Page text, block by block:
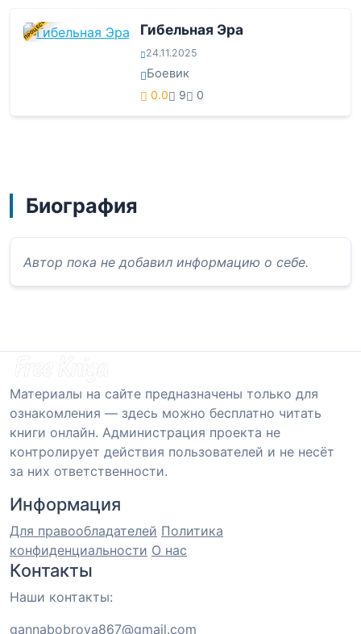
В ПРОЦЕССЕ Гибельная Эра
24.11.2025
Боевик
0.0 9 0
Биография
Автор пока не добавил информацию о себе.
Материалы на сайте предназначены только для
ознакомления — здесь можно бесплатно читать
книги онлайн. Администрация проекта не
контролирует действия пользователей и не несёт
за них ответственности.
Информация
Для правообладателей Политика
конфиденциальности О нас
Контакты
Наши контакты:
gannabobrova867@gmail.com